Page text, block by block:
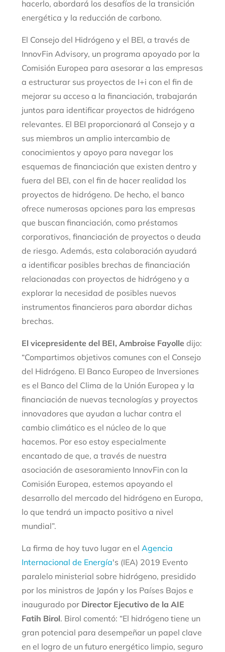
hacerlo, abordará los desafíos de la transición
energética y la reducción de carbono.
El Consejo del Hidrógeno y el BEI, a través de
InnovFin Advisory, un programa apoyado por la
Comisión Europea para asesorar a las empresas
a estructurar sus proyectos de I+i con el fin de
mejorar su acceso a la financiación, trabajarán
juntos para identificar proyectos de hidrógeno
relevantes. El BEI proporcionará al Consejo y a
sus miembros un amplio intercambio de
conocimientos y apoyo para navegar los
esquemas de financiación que existen dentro y
fuera del BEI, con el fin de hacer realidad los
proyectos de hidrógeno. De hecho, el banco
ofrece numerosas opciones para las empresas
que buscan financiación, como préstamos
corporativos, financiación de proyectos o deuda
de riesgo. Además, esta colaboración ayudará
a identificar posibles brechas de financiación
relacionadas con proyectos de hidrógeno y a
explorar la necesidad de posibles nuevos
instrumentos financieros para abordar dichas
brechas.
El vicepresidente del BEI, Ambroise Fayolle dijo:
“Compartimos objetivos comunes con el Consejo
del Hidrógeno. El Banco Europeo de Inversiones
es el Banco del Clima de la Unión Europea y la
financiación de nuevas tecnologías y proyectos
innovadores que ayudan a luchar contra el
cambio climático es el núcleo de lo que
hacemos. Por eso estoy especialmente
encantado de que, a través de nuestra
asociación de asesoramiento InnovFin con la
Comisión Europea, estemos apoyando el
desarrollo del mercado del hidrógeno en Europa,
lo que tendrá un impacto positivo a nivel
mundial”.
La firma de hoy tuvo lugar en el Agencia
Internacional de Energía's (IEA) 2019 Evento
paralelo ministerial sobre hidrógeno, presidido
por los ministros de Japón y los Países Bajos e
inaugurado por Director Ejecutivo de la AIE
Fatih Birol. Birol comentó: “El hidrógeno tiene un
gran potencial para desempeñar un papel clave
en el logro de un futuro energético limpio, seguro